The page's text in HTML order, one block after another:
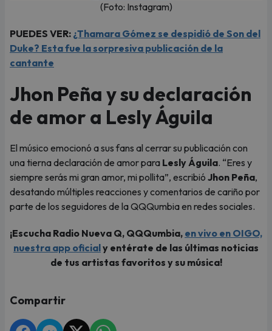
(Foto: Instagram)
PUEDES VER: ¿Thamara Gómez se despidió de Son del
Duke? Esta fue la sorpresiva publicación de la
cantante
Jhon Peña y su declaración
de amor a Lesly Águila
El músico emocionó a sus fans al cerrar su publicación con
una tierna declaración de amor para Lesly Águila. “Eres y
siempre serás mi gran amor, mi pollita”, escribió Jhon Peña,
desatando múltiples reacciones y comentarios de cariño por
parte de los seguidores de la QQQumbia en redes sociales.
¡Escucha Radio Nueva Q, QQQumbia, en vivo en OIGO,
nuestra app oficialy entérate de las últimas noticias
de tus artistas favoritos y su música!
Compartir